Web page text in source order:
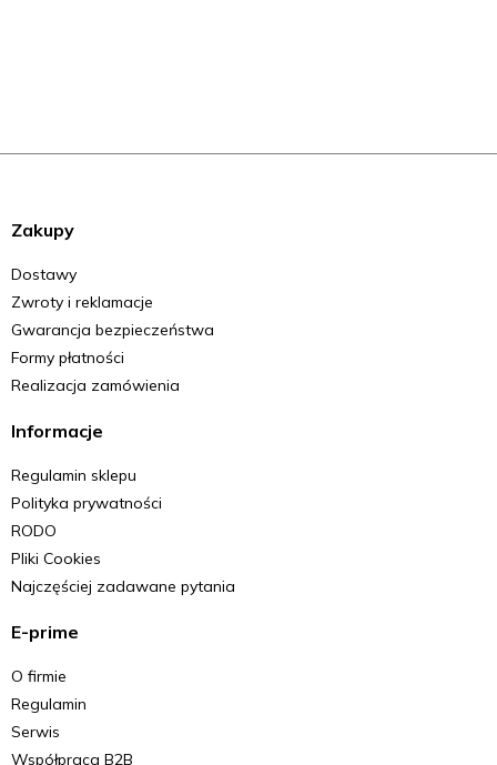
Zakupy
Dostawy
Zwroty i reklamacje
Gwarancja bezpieczeństwa
Formy płatności
Realizacja zamówienia
Informacje
Regulamin sklepu
Polityka prywatności
RODO
Pliki Cookies
Najczęściej zadawane pytania
E-prime
O firmie
Regulamin
Serwis
Współpraca B2B